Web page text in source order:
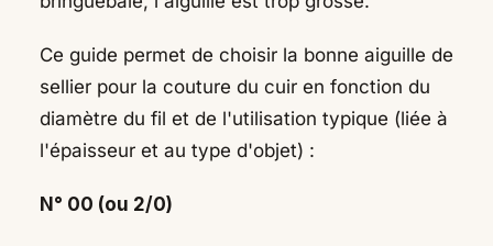
Ce guide permet de choisir la bonne aiguille de
sellier pour la couture du cuir en fonction du
diamètre du fil et de l'utilisation typique (liée à
l'épaisseur et au type d'objet) :
N° 00 (ou 2/0)